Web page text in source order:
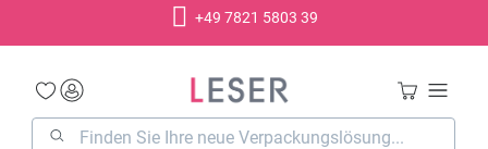
+49 7821 5803 39